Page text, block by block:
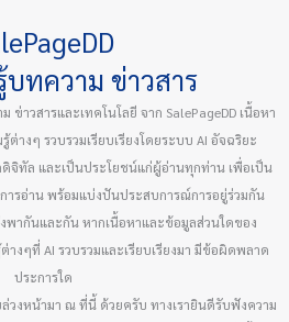
บทความ ข่าวสาร
ข่าวสารและเทคโนโลยี จาก SalePageDD เนื้อหา
างๆ รวบรวมเรียบเรียงโดยระบบ AI อัจฉริยะ
ดิจิทัล และเป็นประโยชน์แก่ผู้อ่านทุกท่าน เพื่อเป็น
รอ่าน พร้อมแบ่งปันประสบการณ์การอยู่ร่วมกัน
พากันและกัน หากเนื้อหาและข้อมูลส่วนใดของ
งๆที่ AI รวบรวมและเรียบเรียงมา มีข้อผิดพลาด
ประการใด
วงหน้ามา ณ ที่นี้ ด้วยครับ ทางเรายินดีรับฟังความ